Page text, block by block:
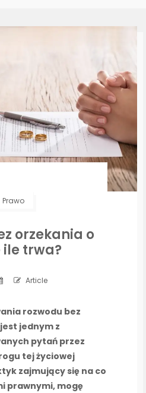
Prawo
orzekania o
ile trwa?
Article
rozwodu bez
jednym z
pytań przez
tej życiowej
zajmujący się na co
prawnymi, mogę